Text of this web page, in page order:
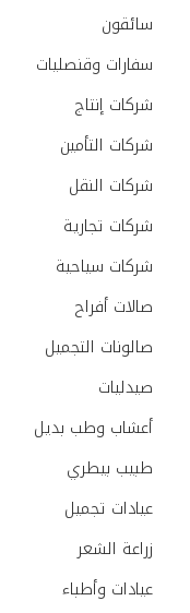
سائقون
سفارات وقنصليات
شركات إنتاج
شركات التأمين
شركات النقل
شركات تجارية
شركات سياحية
صالات أفراح
صالونات التجميل
صيدليات
أعشاب وطب بديل
طبيب بيطري
عيادات تجميل
زراعة الشعر
عيادات وأطباء